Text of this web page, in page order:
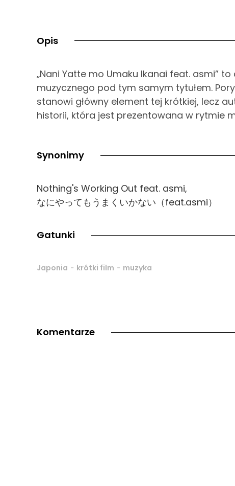
Opis
„Nani Yatte mo Umaku Ikanai feat. asmi”
muzycznego pod tym samym tytułem.
stanowi główny element tej krótkiej, lecz
historii, która jest prezentowana w rytmie
Synonimy
Nothing's Working Out feat. asmi,
なにやってもうまくいかない（feat.asmi）
Gatunki
Japonia - krótki film - muzyka
Komentarze